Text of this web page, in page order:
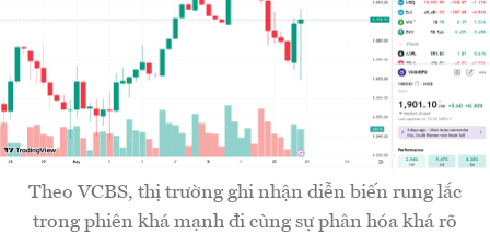
Theo VCBS, thị trường ghi nhận diễn biến rung lắc
trong phiên khá mạnh đi cùng sự phân hóa khá rõ